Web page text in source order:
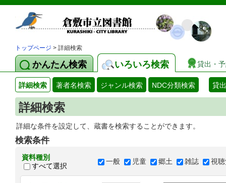
トップページ > 詳細検索
かんたん検索 いろいろ検索 貸出・
詳細検索 著者名検索 ジャンル検索 NDC分類検索 貸
詳細検索
詳細な条件を設定して、蔵書を検索することができます。
検索条件
資料種別
すべて選択
一般 児童 郷土 雑誌 視